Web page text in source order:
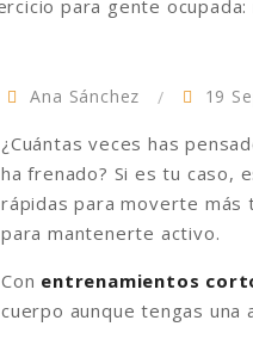
Ana Sánchez 19
¿Cuántas veces has
ha frenado? Si es tu caso,
rápidas para moverte más
para mantenerte activo.
Con entrenamientos
cuerpo aunque tengas una